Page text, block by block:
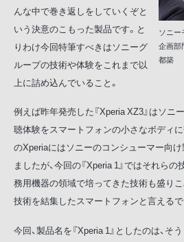
ソニ
企画
都築
んな中で巻き返しをしていくぞと
いう決意のこもった製品です。と
りわけ今回特筆すべきはソニーグ
ループの技術や体験をこれまで以
上に詰め込んでいること。
例えば昨年発売した『Xperia XZ3』はソニ
聴体験をスマートフォンの小さなボディ
のXperiaにはソニーのコンシューマー向
ましたが、今回の『Xperia 1』ではそれら
務用機器の領域で培ってきた技術も盛り
技術を結集したスマートフォンと言えるで
今回、製品名を『Xperia 1』としたのは、そ